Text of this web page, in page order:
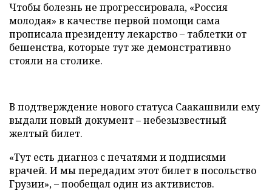
Чтобы болезнь не прогрессировала, «Россия
молодая» в качестве первой помощи сама
прописала президенту лекарство – таблетки от
бешенства, которые тут же демонстративно
стояли на столике.
В подтверждение нового статуса Саакашвили ему
выдали новый документ – небезызвестный
желтый билет.
«Тут есть диагноз с печатями и подписями
врачей. И мы передадим этот билет в посольство
Грузии», – пообещал один из активистов.